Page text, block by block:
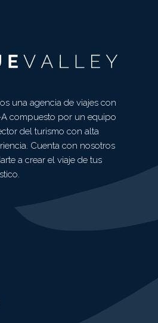
una agencia de viajes con
compuesto por un equipo
del turismo con alta
Cuenta con nosotros
a crear el viaje de tus